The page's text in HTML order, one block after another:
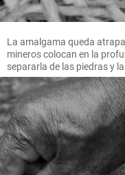
La amalgama queda
mineros colocan en la
separarla de las piedras y